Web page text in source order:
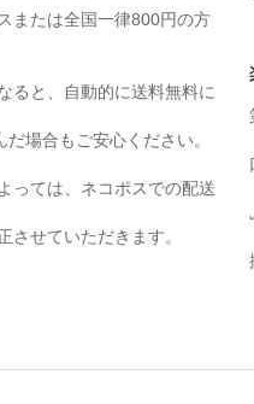
または全国一律800円の方
ると、自動的に送料無料に
場合もご安心ください。
っては、ネコポスでの配送
させていただきます。